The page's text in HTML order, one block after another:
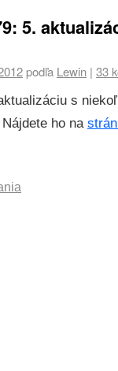
5.
podľa Lewin | 33
s
ho na